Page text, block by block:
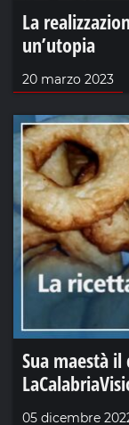
La
un’utopia
20 marzo 2023
Sua maestà
05 dicembre